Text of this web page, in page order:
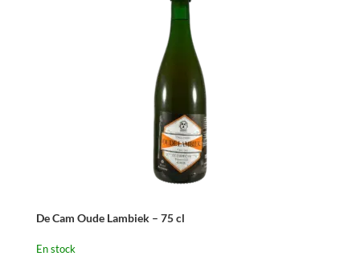
De Cam Oude Lambiek – 75 cl
En stock